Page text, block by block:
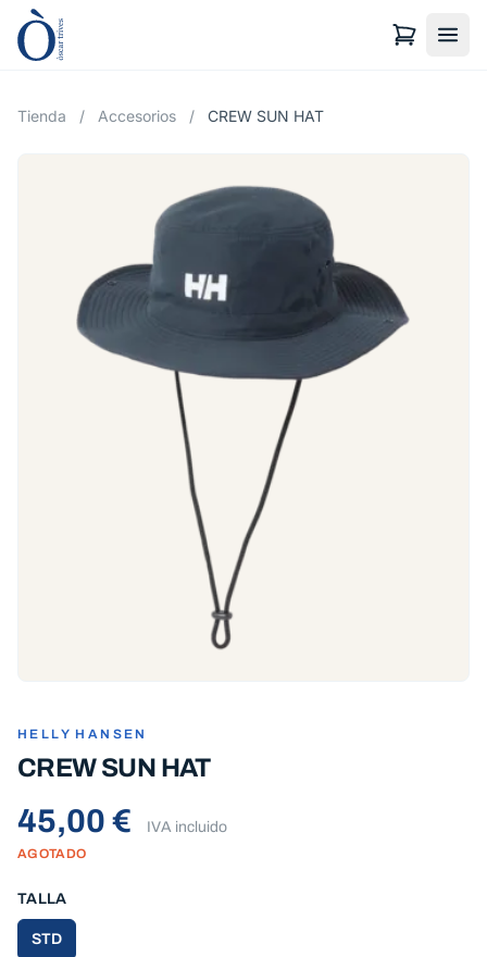
Tienda / Accesorios / CREW SUN HAT
HELLY HANSEN
CREW SUN HAT
45,00 € IVA incluido
AGOTADO
TALLA
STD